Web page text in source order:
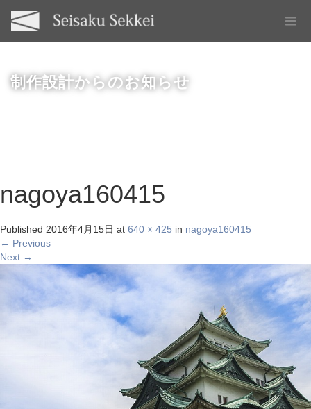
制作設計からのお知らせ
nagoya160415
Published 2016年4月15日 at 640 × 425 in nagoya160415
← Previous
Next →